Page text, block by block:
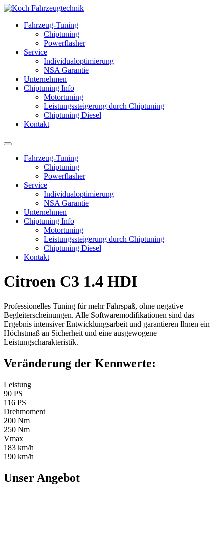
Fahrzeug-Tuning
Chiptuning
Powerflasher
Service
Individualoptimierung
NSA Garantie
Unternehmen
Chiptuning Info
Motortuning
Leistungssteigerung durch Chiptuning
Chiptuning Diesel
Kontakt
Fahrzeug-Tuning
Chiptuning
Powerflasher
Service
Individualoptimierung
NSA Garantie
Unternehmen
Chiptuning Info
Motortuning
Leistungssteigerung durch Chiptuning
Chiptuning Diesel
Kontakt
Citroen C3 1.4 HDI
Professionelles Tuning für mehr Fahrspaß, ohne negative
Begleiterscheinungen. Alle Softwaremodifikationen sind das
Ergebnis intensiver Entwicklungsarbeit und garantieren Ihnen ein
Höchstmaß an Sicherheit und eine ausgewogene
Leistungscharakteristik.
Veränderung der Kennwerte:
Leistung
90 PS
116 PS
Drehmoment
200 Nm
250 Nm
Vmax
183 km/h
190 km/h
Unser Angebot